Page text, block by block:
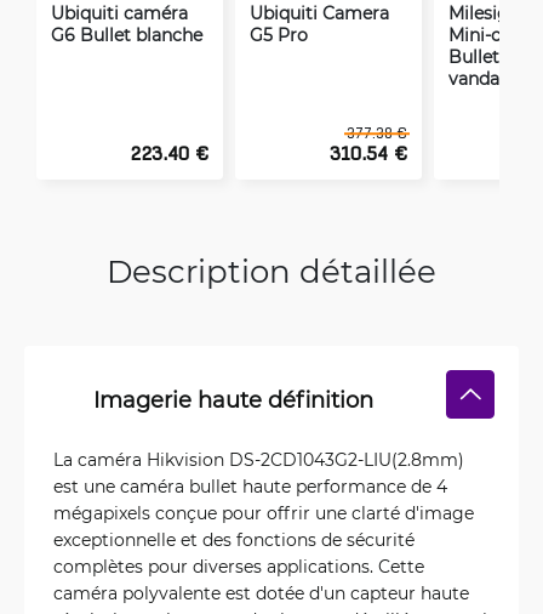
Ubiquiti caméra
G6 Bullet blanche
223.40 €
Ubiquiti Camera
G5 Pro
377.38 €
310.54 €
Milesight
Mini-
Bullet anti-
Description détaillée
Imagerie haute définition
La caméra Hikvision DS-2CD1043G2-LIU(2.8mm)
est une caméra bullet haute performance de 4
mégapixels conçue pour offrir une clarté d'image
exceptionnelle et des fonctions de sécurité
complètes pour diverses applications. Cette
caméra polyvalente est dotée d'un capteur haute